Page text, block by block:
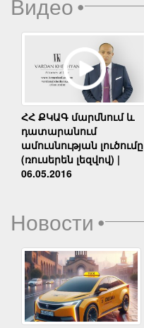
ՀՀ ՔԿԱԳ մարմնում և
դատարանում
ամուսնության լուծումը
(ռուսերեն լեզվով) |
06.05.2016
Новости•